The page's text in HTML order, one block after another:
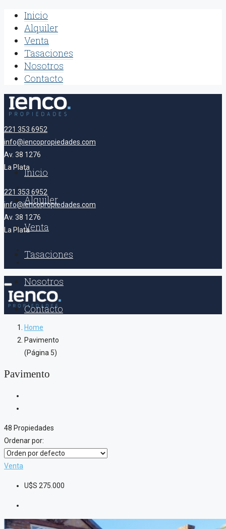
Inicio
Alquiler
Venta
Tasaciones
Nosotros
Contacto
221 353 6952
info@iencopropiedades.com
Av. 38 1276
La PlataInicio
Alquiler
Venta
Tasaciones
Nosotros
Contacto
221 353 6952
info@iencopropiedades.com
Av. 38 1276
La Plata
Home
Pavimento
(Página 5)
Pavimento
48 Propiedades
Ordenar por:
Venta
U$S 275.000